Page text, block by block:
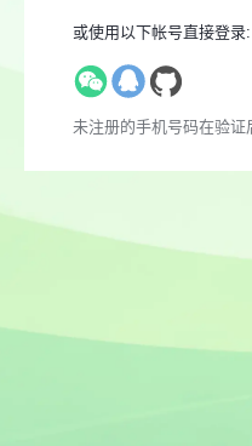
或使用以下帐号直接登录:
未注册的手机号码在验证